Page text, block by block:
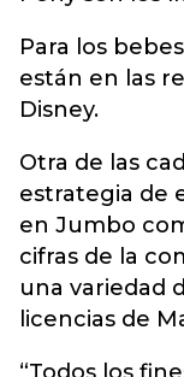
Para los
están en las
Disney.
Otra de las
estrategia de
en Jumbo
cifras de la
una variedad
licencias de